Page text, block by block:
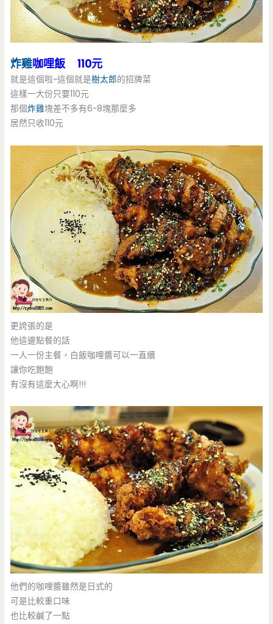
炸雞咖哩飯 110元
就是這個啦~這個就是樹太郎的招牌菜
這樣一大份只要110元
那個炸雞塊差不多有6-8塊那麼多
居然只收110元
更誇張的是
他這邊點餐的話
一人一份主餐，白飯咖哩醬可以一直續
讓你吃飽飽
有沒有這麼大心啊!!!
他們的咖哩醬雖然是日式的
可是比較重口味
也比較鹹了一點